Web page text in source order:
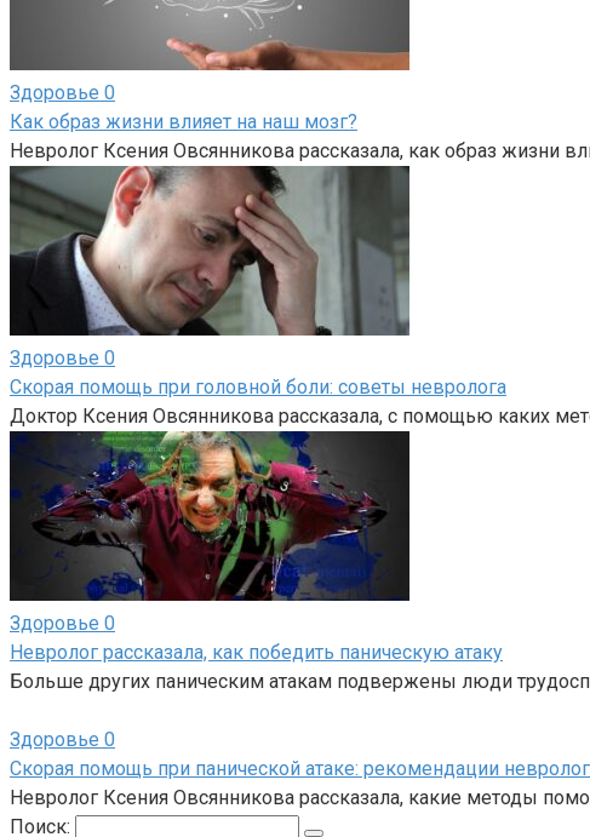
Здоровье 0
Как образ жизни влияет на наш мозг?
Невролог Ксения Овсянникова рассказала, как образ жизни
Здоровье 0
Скорая помощь при головной боли: советы невролога
Доктор Ксения Овсянникова рассказала, с помощью каких
Здоровье 0
Невролог рассказала, как победить паническую атаку
Больше других паническим атакам подвержены люди
Здоровье 0
Скорая помощь при панической атаке: рекомендации
Невролог Ксения Овсянникова рассказала, какие методы
Поиск: